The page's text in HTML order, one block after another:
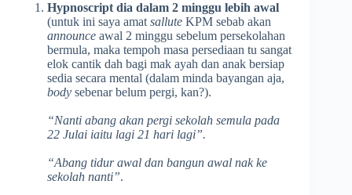
Hypnoscript dia dalam 2 minggu lebih awal
(untuk ini saya amat sallute KPM sebab akan
announce awal 2 minggu sebelum persekolahan
bermula, maka tempoh masa persediaan tu sangat
elok cantik dah bagi mak ayah dan anak bersiap
sedia secara mental (dalam minda bayangan aja,
body sebenar belum pergi, kan?).
“Nanti abang akan pergi sekolah semula pada
22 Julai iaitu lagi 21 hari lagi”.
“Abang tidur awal dan bangun awal nak ke
sekolah nanti”.